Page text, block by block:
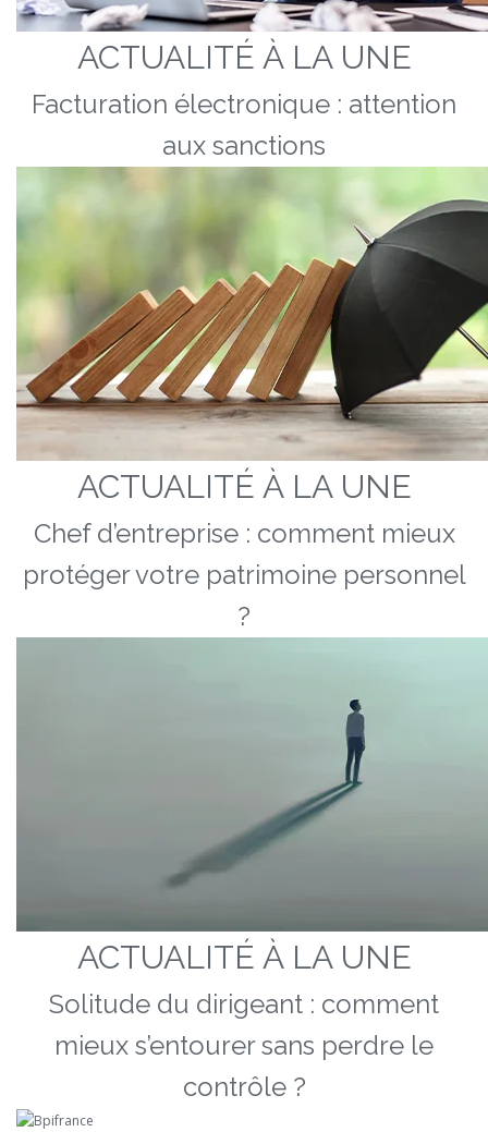
ACTUALITÉ À LA UNE
Facturation électronique : attention
aux sanctions
ACTUALITÉ À LA UNE
Chef d’entreprise : comment mieux
protéger votre patrimoine personnel
?
ACTUALITÉ À LA UNE
Solitude du dirigeant : comment
mieux s’entourer sans perdre le
contrôle ?